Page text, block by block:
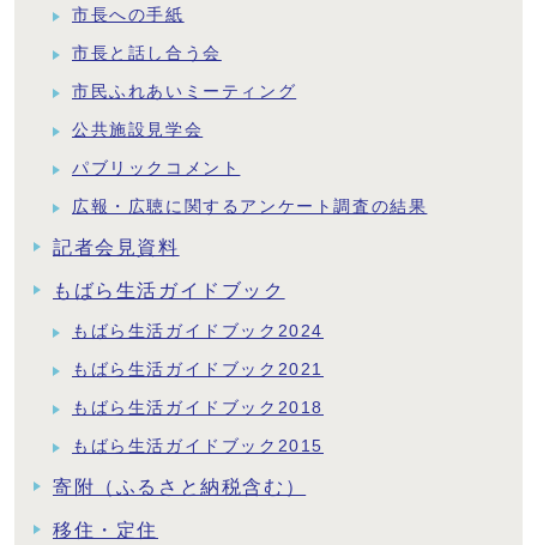
市長への手紙
市長と話し合う会
市民ふれあいミーティング
公共施設見学会
パブリックコメント
広報・広聴に関するアンケート調査の結果
記者会見資料
もばら生活ガイドブック
もばら生活ガイドブック2024
もばら生活ガイドブック2021
もばら生活ガイドブック2018
もばら生活ガイドブック2015
寄附（ふるさと納税含む）
移住・定住